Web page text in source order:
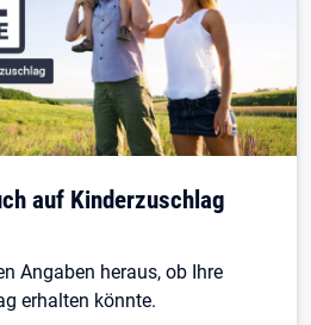
auf Kinderzuschlag
Angaben heraus, ob Ihre
erhalten könnte.